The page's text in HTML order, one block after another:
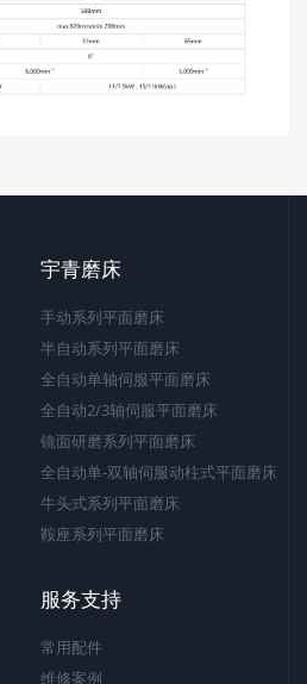
宇青磨床
手动系列平面磨床
半自动系列平面磨床
全自动单轴伺服平面磨床
全自动2/3轴伺服平面磨床
镜面研磨系列平面磨床
全自动单-双轴伺服动柱式平面磨床
牛头式系列平面磨床
鞍座系列平面磨床
服务支持
常用配件
维修案例